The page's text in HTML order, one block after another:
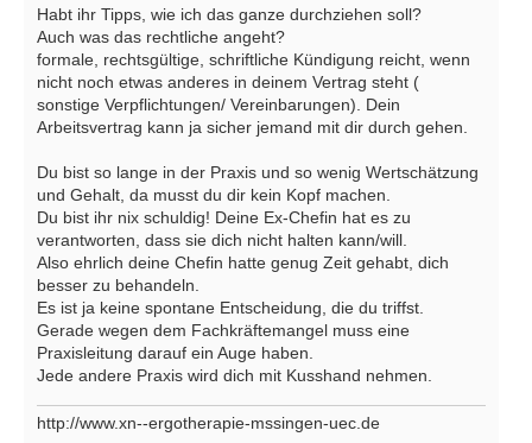
Habt ihr Tipps, wie ich das ganze durchziehen soll?
Auch was das rechtliche angeht?
formale, rechtsgültige, schriftliche Kündigung reicht, wenn
nicht noch etwas anderes in deinem Vertrag steht (
sonstige Verpflichtungen/ Vereinbarungen). Dein
Arbeitsvertrag kann ja sicher jemand mit dir durch gehen.
Du bist so lange in der Praxis und so wenig Wertschätzung
und Gehalt, da musst du dir kein Kopf machen.
Du bist ihr nix schuldig! Deine Ex-Chefin hat es zu
verantworten, dass sie dich nicht halten kann/will.
Also ehrlich deine Chefin hatte genug Zeit gehabt, dich
besser zu behandeln.
Es ist ja keine spontane Entscheidung, die du triffst.
Gerade wegen dem Fachkräftemangel muss eine
Praxisleitung darauf ein Auge haben.
Jede andere Praxis wird dich mit Kusshand nehmen.
http://www.xn--ergotherapie-mssingen-uec.de